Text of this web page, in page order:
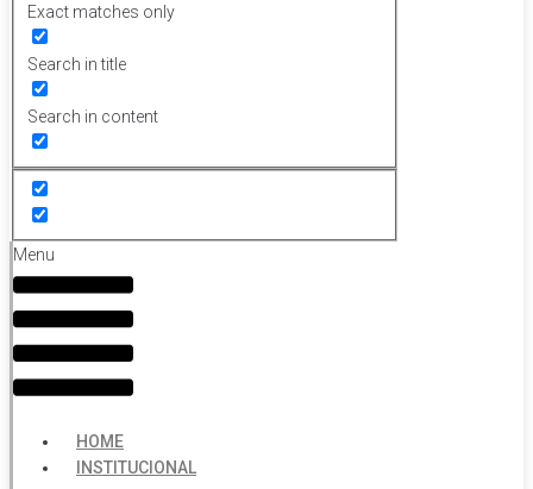
Exact matches only
Search in title
Search in content
Menu
HOME
INSTITUCIONAL